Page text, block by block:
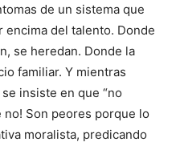
de un sistema que
encima del talento. Donde
se heredan. Donde la
familiar. Y mientras
insiste en que “no
no! Son peores porque lo
moralista, predicando